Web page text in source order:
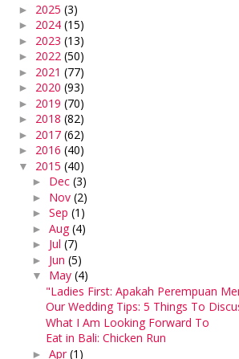
► 2025(3)
► 2024(15)
► 2023(13)
► 2022(50)
► 2021(77)
► 2020(93)
► 2019(70)
► 2018(82)
► 2017(62)
► 2016(40)
▼ 2015(40)
► Dec(3)
► Nov(2)
►Sep(1)
►Aug(4)
► Jul(7)
► Jun(5)
▼ May(4)
"Ladies First: Apakah Perempuan
Our Wedding Tips: 5 Things To
What I Am Looking Forward To
Eat in Bali: Chicken Run
►Apr(1)